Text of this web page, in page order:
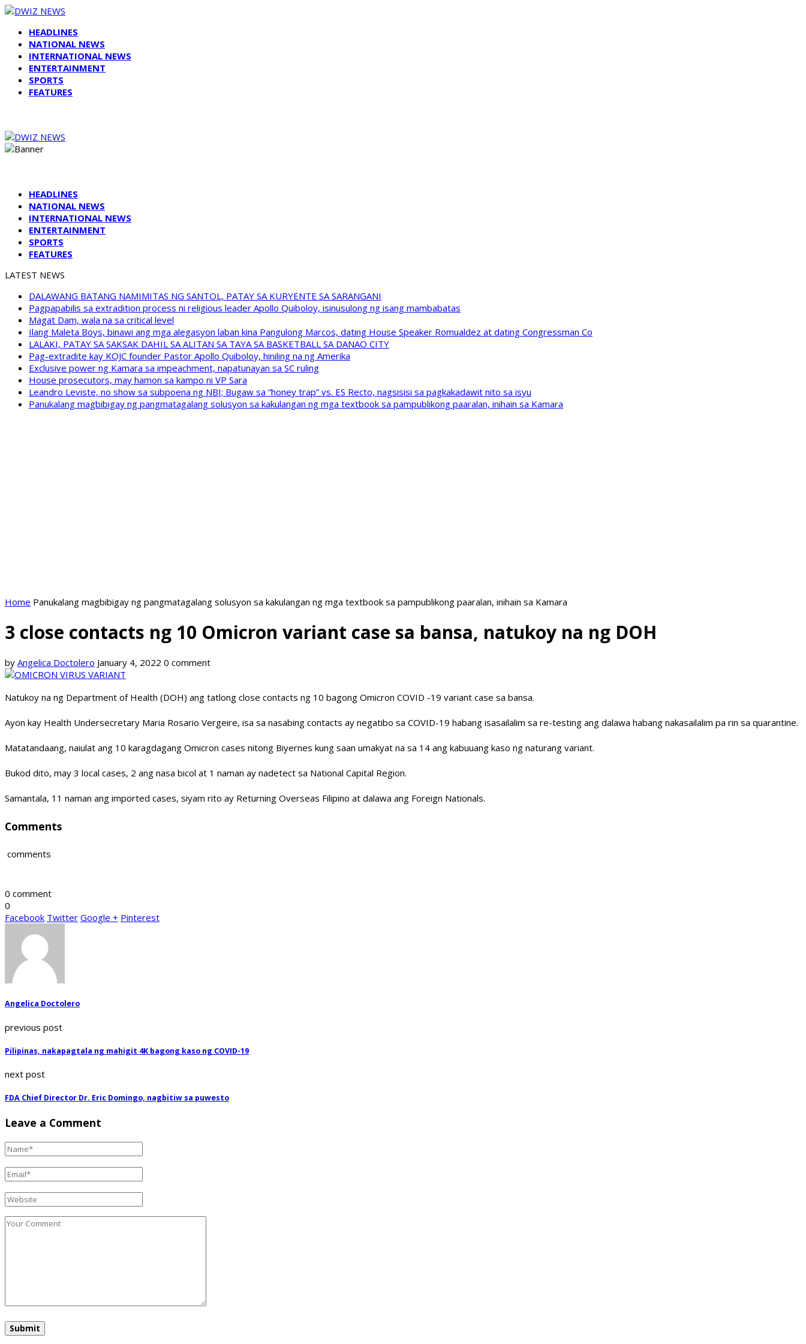
HEADLINES
NATIONAL NEWS
INTERNATIONAL NEWS
ENTERTAINMENT
SPORTS
FEATURES
HEADLINES
NATIONAL NEWS
INTERNATIONAL NEWS
ENTERTAINMENT
SPORTS
FEATURES
LATEST NEWS
DALAWANG BATANG NAMIMITAS NG SANTOL, PATAY SA KURYENTE SA SARANGANI
Pagpapabilis sa extradition process ni religious leader Apollo Quiboloy, isinusulong ng isang mambabatas
Magat Dam, wala na sa critical level
Ilang Maleta Boys, binawi ang mga alegasyon laban kina Pangulong Marcos, dating House Speaker Romualdez at dating Congressman Co
LALAKI, PATAY SA SAKSAK DAHIL SA ALITAN SA TAYA SA BASKETBALL SA DANAO CITY
Pag-extradite kay KOJC founder Pastor Apollo Quiboloy, hiniling na ng Amerika
Exclusive power ng Kamara sa impeachment, napatunayan sa SC ruling
House prosecutors, may hamon sa kampo ni VP Sara
Leandro Leviste, no show sa subpoena ng NBI; Bugaw sa “honey trap” vs. ES Recto, nagsisisi sa pagkakadawit nito sa isyu
Panukalang magbibigay ng pangmatagalang solusyon sa kakulangan ng mga textbook sa pampublikong paaralan, inihain sa Kamara
Home Panukalang magbibigay ng pangmatagalang solusyon sa kakulangan ng mga textbook sa pampublikong paaralan, inihain sa Kamara
3 close contacts ng 10 Omicron variant case sa bansa, natukoy na ng DOH
by Angelica Doctolero January 4, 2022 0 comment
Natukoy na ng Department of Health (DOH) ang tatlong close contacts ng 10 bagong Omicron COVID -19 variant case sa bansa.
Ayon kay Health Undersecretary Maria Rosario Vergeire, isa sa nasabing contacts ay negatibo sa COVID-19 habang isasailalim sa re-testing ang dalawa habang nakasailalim pa rin sa quarantine.
Matatandaang, naiulat ang 10 karagdagang Omicron cases nitong Biyernes kung saan umakyat na sa 14 ang kabuuang kaso ng naturang variant.
Bukod dito, may 3 local cases, 2 ang nasa bicol at 1 naman ay nadetect sa National Capital Region.
Samantala, 11 naman ang imported cases, siyam rito ay Returning Overseas Filipino at dalawa ang Foreign Nationals.
Comments
comments
0 comment
0
Facebook Twitter Google + Pinterest
Angelica Doctolero
previous post
Pilipinas, nakapagtala ng mahigit 4K bagong kaso ng COVID-19
next post
FDA Chief Director Dr. Eric Domingo, nagbitiw sa puwesto
Leave a Comment